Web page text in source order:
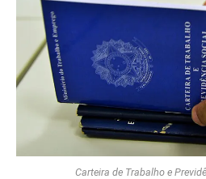
Carteira de Trabalho e